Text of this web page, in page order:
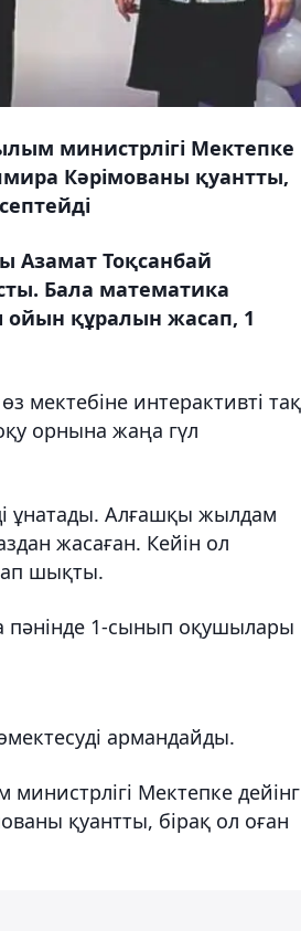
министрлігі Мектепке
Кәрімованы қуантты,
Азамат Тоқсанбай
Бала математика
құралын жасап, 1
мектебіне интерактивті
орнына жаңа гүл
ұнатады. Алғашқы жылдам
жасаған. Кейін ол
шықты.
1-сынып оқушылары
армандайды.
Мектепке
қуантты, бірақ ол оған